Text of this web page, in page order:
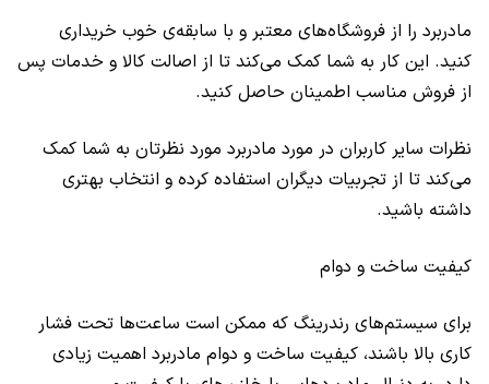
مادربرد را از فروشگاه‌های معتبر و با سابقه‌ی خوب خریداری
کنید. این کار به شما کمک می‌کند تا از اصالت کالا و خدمات پس
از فروش مناسب اطمینان حاصل کنید.
نظرات سایر کاربران در مورد مادربرد مورد نظرتان به شما کمک
می‌کند تا از تجربیات دیگران استفاده کرده و انتخاب بهتری
داشته باشید.
کیفیت ساخت و دوام
برای سیستم‌های رندرینگ که ممکن است ساعت‌ها تحت فشار
کاری بالا باشند، کیفیت ساخت و دوام مادربرد اهمیت زیادی